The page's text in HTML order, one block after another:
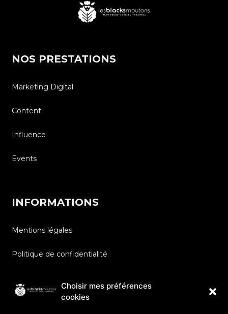
Choisir mes préférences
cookies
NOS PRESTATIONS
Marketing Digital
Content
Influence
Events
INFORMATIONS
Mentions légales
Politique de confidentialité